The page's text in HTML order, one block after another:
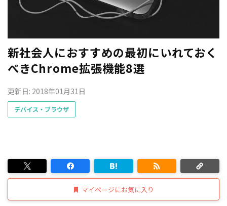
新社会人におすすめの最初にいれておく
べきChrome拡張機能8選
更新日: 2018年01月31日
デバイス・ブラウザ
マイページにお気に入り